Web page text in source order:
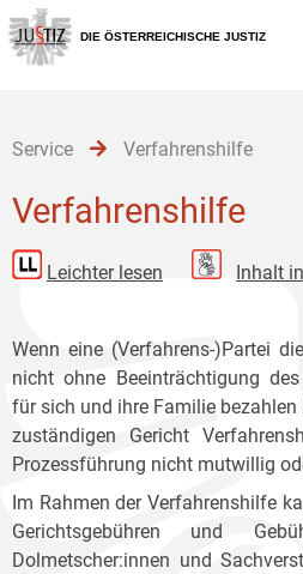
Zur
Hauptnavigation
[1]
Zum
Inhalt
[2]
Zum
Untermenü
[3]
DIE ÖSTERREICHISCHE JUSTIZ
Service Verfahrenshilfe
Verfahrenshilfe
Leichter lesen Inhalt
Wenn eine (Verfahrens-)Partei
nicht ohne Beeinträchtigung
für sich und ihre Familie
zuständigen Gericht
Prozessführung nicht mutwillig
Im Rahmen der Verfahrenshilfe
Gerichtsgebühren und
Dolmetscher:innen und